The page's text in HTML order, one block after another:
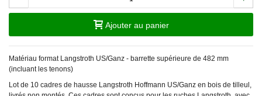
Ajouter au panier
Matériau format Langstroth US/Ganz - barrette supérieure de 482 mm
(incluant les tenons)
Lot de 10 cadres de hausse Langstroth Hoffmann US/Ganz en bois de tilleul,